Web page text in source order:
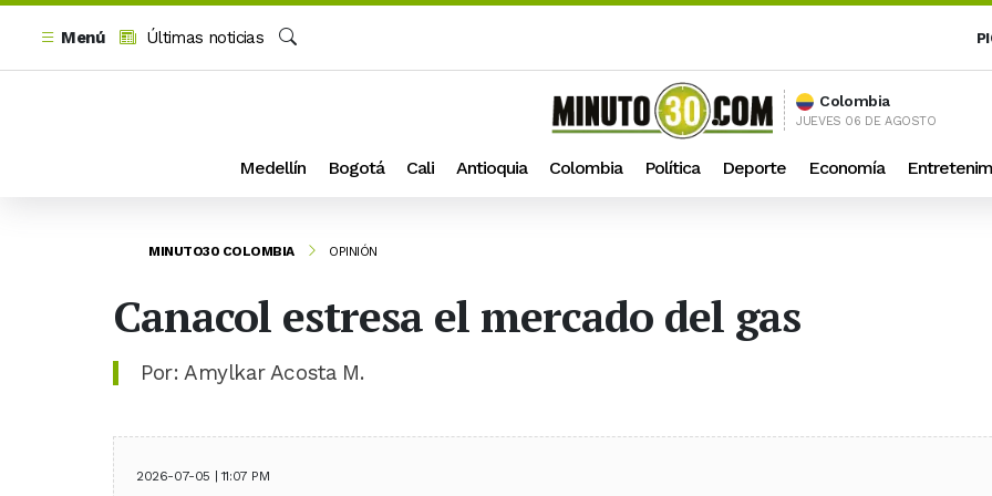
Menú
Últimas noticias
Colombia
JUEVES 06 DE AGOSTO
Medellín Bogotá Cali Antioquia Colombia Política Deporte Economía
MINUTO30 COLOMBIA OPINIÓN
Canacol estresa el mercado del gas
Por: Amylkar Acosta M.
2026-07-05 | 11:07 PM